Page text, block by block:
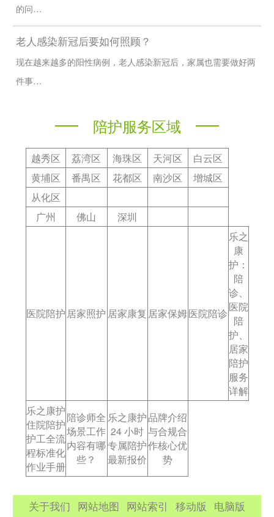
的问…
老人感染新冠后要如何照顾？
现在越来越多的阳性病例，老人感染新冠后，家属也需要做好两
件事…
陪护服务区域
越秀区 荔湾区 海珠区 天河区
白云区
黄埔区
番禺区 花都区 南沙区
增城区
从化区
广州
佛山 深圳
医院陪护 居家照护 居家康复 居家保姆医院陪诊
乐之
康
护：
陪
诊、
医院
陪
护、
居家
陪护
服务
详解
乐之康护
住院陪护
护工全流
程标准化
作业手册
陪诊师全
场景工作
内容有哪
些？
乐之康护
24 小时
专属陪护
最新报价
品牌介绍
与合规合
作核心优
势
关于我们 网站地图 网站索引 移动版
电脑版